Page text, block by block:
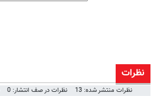
نظرات
نظرات منتشر شده: 13 نظرات در صف انتشار: 0